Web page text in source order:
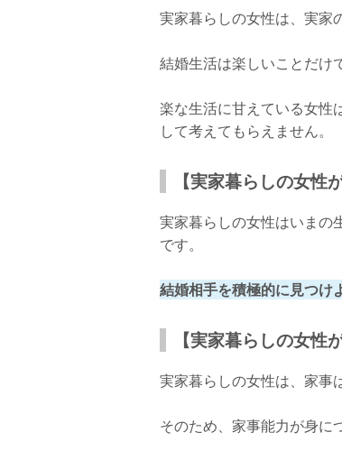
実家暮らしの女性は、実家
結婚生活は楽しいことだけ
楽な生活に甘えている女性は
して考えてもらえません。
【実家暮らしの女
実家暮らしの女性はいまの
です。
結婚相手を積極的に見つけ
【実家暮らしの女
実家暮らしの女性は、家事
そのため、家事能力が身に